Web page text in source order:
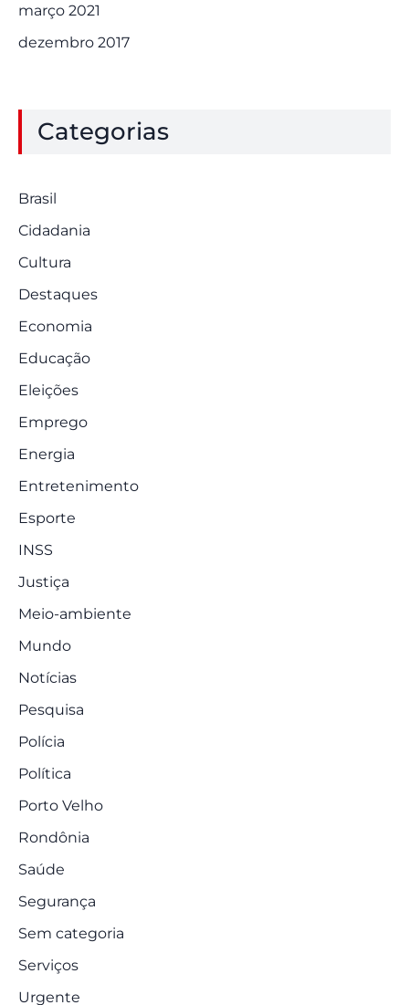
março 2021
dezembro 2017
Categorias
Brasil
Cidadania
Cultura
Destaques
Economia
Educação
Eleições
Emprego
Energia
Entretenimento
Esporte
INSS
Justiça
Meio-ambiente
Mundo
Notícias
Pesquisa
Polícia
Política
Porto Velho
Rondônia
Saúde
Segurança
Sem categoria
Serviços
Urgente